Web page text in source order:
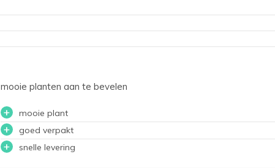
mooie planten aan te bevelen
+ mooie plant
+ goed verpakt
+ snelle levering